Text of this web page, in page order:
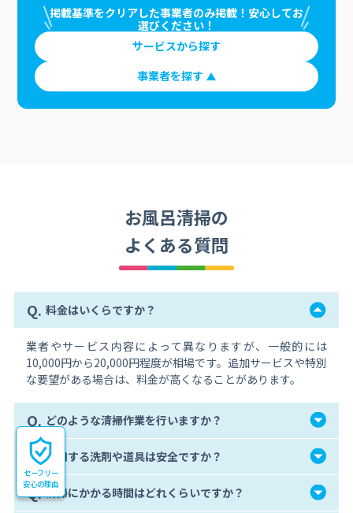
掲載基準をクリアした事業者のみ掲載！安心してお
選びください！
サービスから探す
事業者を探す
お風呂清掃の
よくある質問
Q. 料金はいくらですか？
業者やサービス内容によって異なりますが、一般的には
10,000円から20,000円程度が相場です。追加サービスや特別
な要望がある場合は、料金が高くなることがあります。
Q. どのような清掃作業を行いますか？
Q. 使用する洗剤や道具は安全ですか？
Q. 清掃にかかる時間はどれくらいですか？
セーフリー
安心の理由